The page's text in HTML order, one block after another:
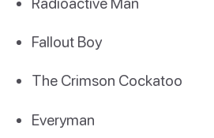
Fallout Boy
The Crimson Cockatoo
Everyman